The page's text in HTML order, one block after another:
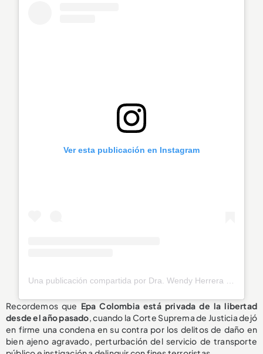
Ver esta publicación en Instagram
Recordemos que Epa Colombia está privada de la libertad
desde el año pasado, cuando la Corte Suprema de Justicia dejó
en firme una condena en su contra por los delitos de daño en
bien ajeno agravado, perturbación del servicio de transporte